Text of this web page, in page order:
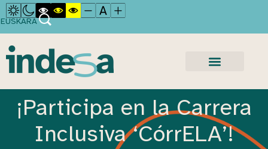
EUSKARA
¡Participa en la Carrera
Inclusiva ‘CórrELA’!